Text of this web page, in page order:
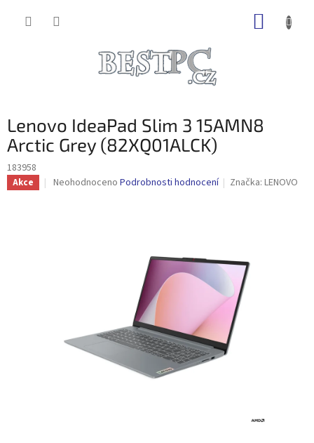
Lenovo IdeaPad Slim 3 15AMN8
Arctic Grey (82XQ01ALCK)
183958
Akce
Průměrné
Neohodnoceno Podrobnosti hodnocení Značka:LENOVO